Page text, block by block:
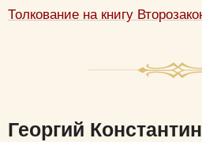
Толкование на книгу
Георгий